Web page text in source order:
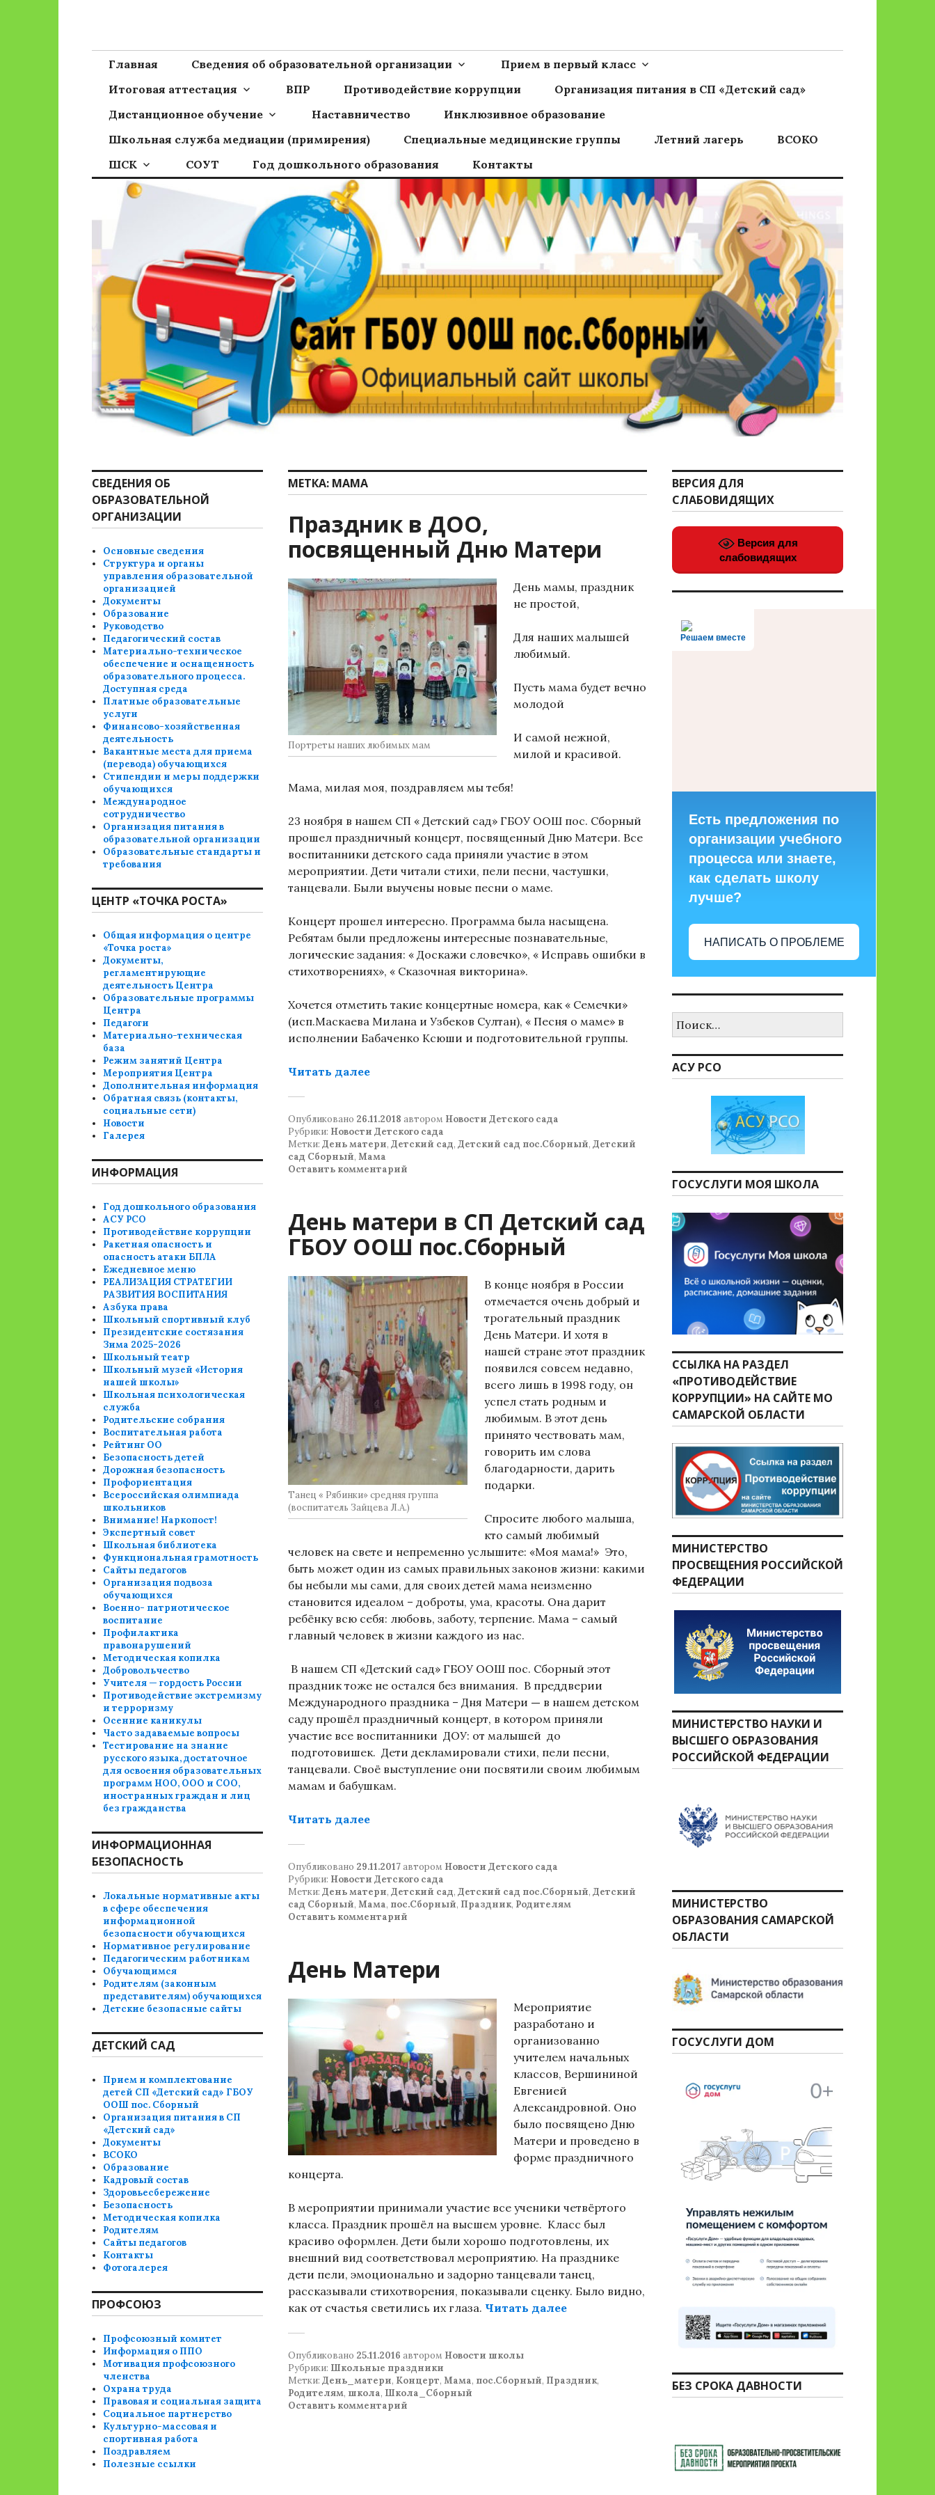
Сайт ГБОУ ООШ пос.Сборный
Главная Сведения об образовательной организации
Прием в первый класс
Итоговая аттестация
ВПР Противодействие коррупции
Организация питания в СП «Детский сад»
Дистанционное обучение
Наставничество
Инклюзивное образование
Школьная служба медиации (примирения)
Специальные медицинские группы Летний лагерь
ВСОКО
ШСК
СОУТ Год дошкольного образования Контакты
МЕТКА: МАМА
Праздник в ДОО,
посвященный Дню Матери
Портреты наших любимых мам
День мамы, праздник
не простой,
Для наших малышей
любимый.
Пусть мама будет вечно
молодой
И самой нежной,
милой и красивой.
Мама, милая моя, поздравляем мы тебя!
23 ноября в нашем СП « Детский сад» ГБОУ ООШ пос. Сборный
прошел праздничный концерт, посвященный Дню Матери. Все
воспитанники детского сада приняли участие в этом
мероприятии. Дети читали стихи, пели песни, частушки,
танцевали. Были выучены новые песни о маме.
Концерт прошел интересно. Программа была насыщена.
Ребятам были предложены интересные познавательные,
логические задания: « Доскажи словечко», « Исправь ошибки в
стихотворениях», « Сказочная викторина».
Хочется отметить такие концертные номера, как « Семечки»
(исп.Маскаева Милана и Узбеков Султан), « Песня о маме» в
исполнении Бабаченко Ксюши и подготовительной группы.
Читать далее«Праздник в ДОО, посвященный Дню Матери»
Опубликовано 26.11.2018 автором Новости Детского сада
Рубрики: Новости Детского сада
Метки: День матери, Детский сад, Детский сад пос.Сборный, Детский
сад Сборный, Мама
Оставить комментарий
День матери в СП Детский сад
ГБОУ ООШ пос.Сборный
Танец « Рябинки» средняя группа
(воспитатель Зайцева Л.А.)
В конце ноября в России
отмечается очень добрый и
трогательный праздник
День Матери. И хотя в
нашей стране этот праздник
появился совсем недавно,
всего лишь в 1998 году, он
успел стать родным и
любимым. В этот день
принято чествовать мам,
говорить им слова
благодарности, дарить
подарки.
Спросите любого малыша,
кто самый любимый
человек на свете и непременно услышите: «Моя мама!» Это,
быть может один из самых правильных законов жизни: какими
бы небыли мы сами, для своих детей мама неизменно
становится идеалом – доброты, ума, красоты. Она дарит
ребёнку всю себя: любовь, заботу, терпение. Мама – самый
главный человек в жизни каждого из нас.
В нашем СП «Детский сад» ГБОУ ООШ пос. Сборный этот
праздник тоже не остался без внимания. В преддверии
Международного праздника – Дня Матери — в нашем детском
саду прошёл праздничный концерт, в котором приняли
участие все воспитанники ДОУ: от малышей до
подготовишек. Дети декламировали стихи, пели песни,
танцевали. Своё выступление они посвятили своим любимым
мамам и бабушкам.
Читать далее«День матери в СП Детский сад ГБОУ ООШ пос.Сборный»
Опубликовано 29.11.2017автором Новости Детского сада
Рубрики: Новости Детского сада
Метки: День матери, Детский сад, Детский сад пос.Сборный, Детский
сад Сборный, Мама, пос.Сборный, Праздник, Родителям
Оставить комментарий
День Матери
Мероприятие
разработано и
организованно
учителем начальных
классов, Вершининой
Евгенией
Александровной. Оно
было посвящено Дню
Матери и проведено в
форме праздничного
концерта.
В мероприятии принимали участие все ученики четвёртого
класса. Праздник прошёл на высшем уровне. Класс был
красиво оформлен. Дети были хорошо подготовлены, их
внешний вид соответствовал мероприятию. На празднике
дети пели, эмоционально и задорно танцевали танец,
рассказывали стихотворения, показывали сценку. Было видно,
как от счастья светились их глаза. Читать далее«День Матери»
Опубликовано 25.11.2016 автором Новости школы
Рубрики: Школьные праздники
Метки: День_матери, Концерт, Мама, пос.Сборный, Праздник,
Родителям, школа, Школа_Сборный
Оставить комментарий
СВЕДЕНИЯ ОБ
ОБРАЗОВАТЕЛЬНОЙ
ОРГАНИЗАЦИИ
Основные сведения
Структура и органы
управления образовательной
организацией
Документы
Образование
Руководство
Педагогический состав
Материально-техническое
обеспечение и оснащенность
образовательного процесса.
Доступная среда
Платные образовательные
услуги
Финансово-хозяйственная
деятельность
Вакантные места для приема
(перевода) обучающихся
Стипендии и меры поддержки
обучающихся
Международное
сотрудничество
Организация питания в
образовательной организации
Образовательные стандарты и
требования
ЦЕНТР «ТОЧКА РОСТА»
Общая информация о центре
«Точка роста»
Документы,
регламентирующие
деятельность Центра
Образовательные программы
Центра
Педагоги
Материально-техническая
база
Режим занятий Центра
Мероприятия Центра
Дополнительная информация
Обратная связь (контакты,
социальные сети)
Новости
Галерея
ИНФОРМАЦИЯ
Год дошкольного образования
АСУ РСО
Противодействие коррупции
Ракетная опасность и
опасность атаки БПЛА
Ежедневное меню
РЕАЛИЗАЦИЯ СТРАТЕГИИ
РАЗВИТИЯ ВОСПИТАНИЯ
Азбука права
Школьный спортивный клуб
Президентские состязания
Зима 2025-2026
Школьный театр
Школьный музей «История
нашей школы»
Школьная психологическая
служба
Родительские собрания
Воспитательная работа
Рейтинг ОО
Безопасность детей
Дорожная безопасность
Профориентация
Всероссийская олимпиада
школьников
Внимание! Наркопост!
Экспертный совет
Школьная библиотека
Функциональная грамотность
Сайты педагогов
Организация подвоза
обучающихся
Военно- патриотическое
воспитание
Профилактика
правонарушений
Методическая копилка
Добровольчество
Учителя — гордость России
Противодействие экстремизму
и терроризму
Осенние каникулы
Часто задаваемые вопросы
Тестирование на знание
русского языка, достаточное
для освоения образовательных
программ НОО, ООО и СОО,
иностранных граждан и лиц
без гражданства
ИНФОРМАЦИОННАЯ
БЕЗОПАСНОСТЬ
Локальные нормативные акты
в сфере обеспечения
информационной
безопасности обучающихся
Нормативное регулирование
Педагогическим работникам
Обучающимся
Родителям (законным
представителям) обучающихся
Детские безопасные сайты
ДЕТСКИЙ САД
Прием и комплектование
детей СП «Детский сад» ГБОУ
ООШ пос. Сборный
Организация питания в СП
«Детский сад»
Документы
ВСОКО
Образование
Кадровый состав
Здоровьесбережение
Безопасность
Методическая копилка
Родителям
Сайты педагогов
Контакты
Фотогалерея
ПРОФСОЮЗ
Профсоюзный комитет
Информация о ППО
Мотивация профсоюзного
членства
Охрана труда
Правовая и социальная защита
Социальное партнерство
Культурно-массовая и
спортивная работа
Поздравляем
Полезные ссылки
ВЕРСИЯ ДЛЯ
СЛАБОВИДЯЩИХ
Версия для
слабовидящих
Решаем вместе
Есть предложения по
организации учебного
процесса или знаете,
как сделать школу
лучше?
НАПИСАТЬ О ПРОБЛЕМЕ
АСУ РСО
ГОСУСЛУГИ МОЯ ШКОЛА
ССЫЛКА НА РАЗДЕЛ
«ПРОТИВОДЕЙСТВИЕ
КОРРУПЦИИ» НА САЙТЕ МО
САМАРСКОЙ ОБЛАСТИ
МИНИСТЕРСТВО
ПРОСВЕЩЕНИЯ РОССИЙСКОЙ
ФЕДЕРАЦИИ
МИНИСТЕРСТВО НАУКИ И
ВЫСШЕГО ОБРАЗОВАНИЯ
РОССИЙСКОЙ ФЕДЕРАЦИИ
МИНИСТЕРСТВО
ОБРАЗОВАНИЯ САМАРСКОЙ
ОБЛАСТИ
ГОСУСЛУГИ ДОМ
БЕЗ СРОКА ДАВНОСТИ